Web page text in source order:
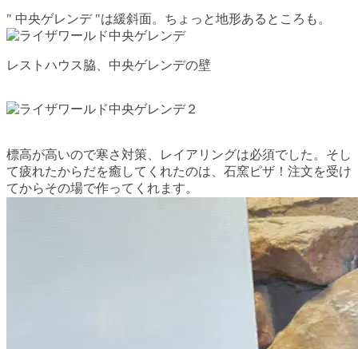
" 中央ゲレンデ"は緩斜面。ちょっと地形あるところも。
レストハウス脇、中央ゲレンデの壁
標高が高いので寒さ対策、レイアリングは必須でした。そし
て疲れたからだを癒してくれたのは、石窯ピザ！注文を受け
てからその場で作ってくれます。